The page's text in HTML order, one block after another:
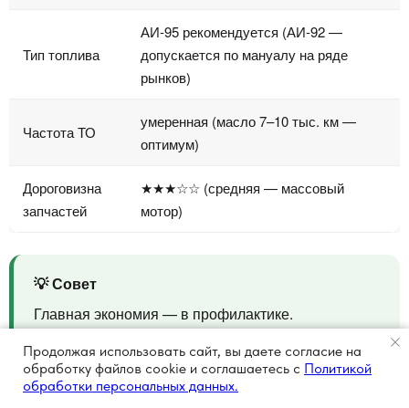
Тип топлива
АИ-95 рекомендуется (АИ-92 —
допускается по мануалу на ряде
рынков)
Частота ТО
умеренная (масло 7–10 тыс. км —
оптимум)
Дороговизна
запчастей
★★★☆☆ (средняя — массовый
мотор)
💡 Совет
Главная экономия — в профилактике.
обходятся значительно дешевле, чем ремонт ЦПГ
или замена катализатора.
Продолжая использовать сайт, вы даете согласие на
обработку файлов cookie и соглашаетесь с Политикой
обработки персональных данных.